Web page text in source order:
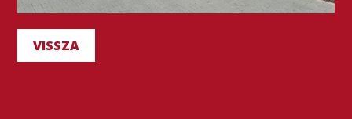
VISSZA